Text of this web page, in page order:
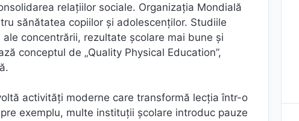
relațiilor sociale. Organizația Mondială
sănătatea copiilor și adolescenților. Studiile
concentrării, rezultate școlare mai bune și
conceptul de „Quality Physical Education”,
activități moderne care transformă lecția într-o
exemplu, multe instituții școlare introduc pauze